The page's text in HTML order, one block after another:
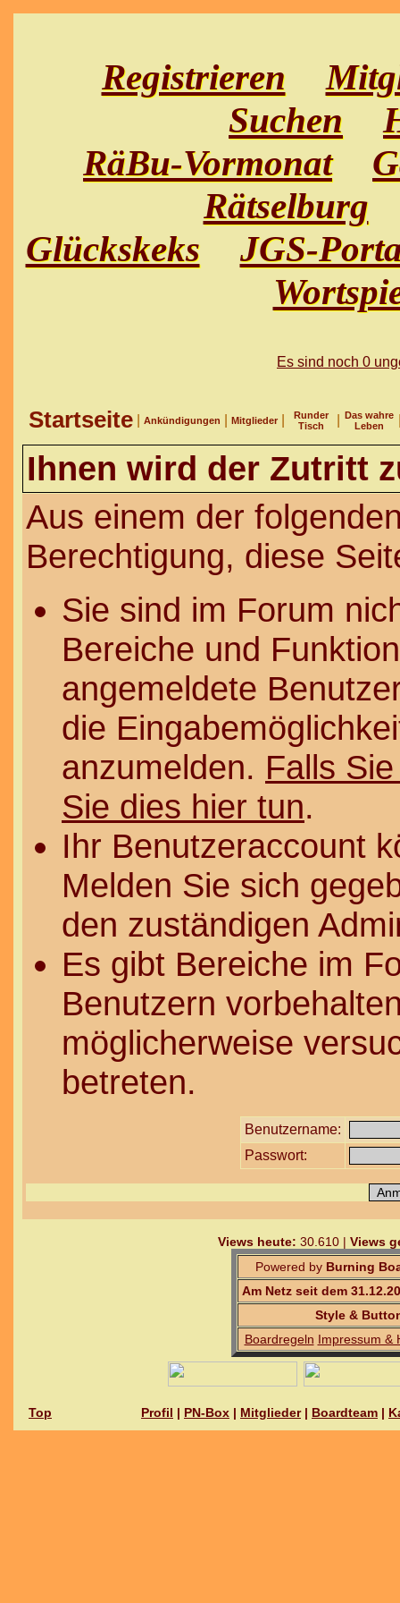
Registrieren
Suchen
RäBu-Vormonat
Rätselburg
Glückskeks
JGS-
Es sind noch 0
Startseite Ankündigungen Mitglieder
Runder
Tisch
Das wahre
Leben
Ihnen wird der Zutritt
Aus einem der
Berechtigung, diese
Sie sind im Forum
Bereiche und
angemeldete
die
anzumelden. Falls
Sie dies hier tun.
Ihr Benutzeraccount
Melden Sie sich
den zuständigen
Es gibt Bereiche im
Benutzern
möglicherweise
betreten.
Benutzername:
Passwort:
Views heute: 30.610 | Views
Powered by Burning
Am Netz seit dem
Style &
Boardregeln Impressum &
Top Profil | PN-Box | Mitglieder| Boardteam |